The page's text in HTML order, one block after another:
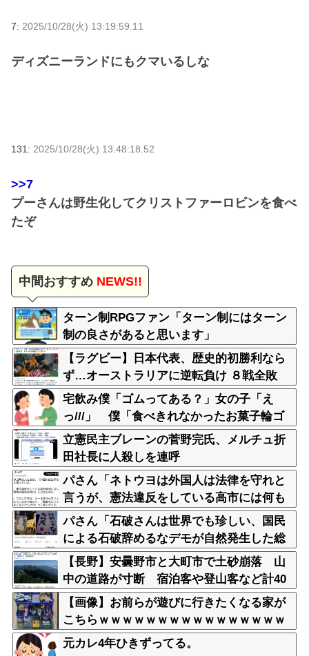
7: 2025/10/28(火) 13:19:59.11
ディズニーランドにもクマいるしな
131: 2025/10/28(火) 13:48:18.52
>>7
プーさんは野生化してクリストファーロビンを食べ
たぞ
中間おすすめNEWS!!
ターン制RPGファン「ターン制にはターン
制の良さがあると思います」
【ラグビー】日本代表、歴史的初勝利なら
ず…オーストラリアに逆転負け ８戦全敗
宅飲み僕「ゴムってある？」女の子「え
っ///」 僕「食べきれなかったお菓子輪ゴ
ムで縛りたくて」女の子「⋯あ、そ、そっ
か///」
立憲民主ブレーンの菅野完氏、メルチュ折
田社長に人殺しを連呼
パさん「ネトウヨは外国人は法律を守れと
言うが、憲法違反をしている高市には何も
言わない」
パさん「石破さんは世界でも珍しい、国民
による石破辞めるなデモが自然発生した総
理大臣です」
【長野】安曇野市と大町市で土砂崩落 山
中の道路が寸断 宿泊客や登山客など計40
0人近くが孤立か 土石流で橋が流されたと
の情報も
【画像】お前らが遊びに行きたくなる家が
こちらｗｗｗｗｗｗｗｗｗｗｗｗｗｗｗｗ
ｗｗｗｗｗｗｗｗｗｗｗｗｗｗｗｗ
元カレ4年ひきずってる。